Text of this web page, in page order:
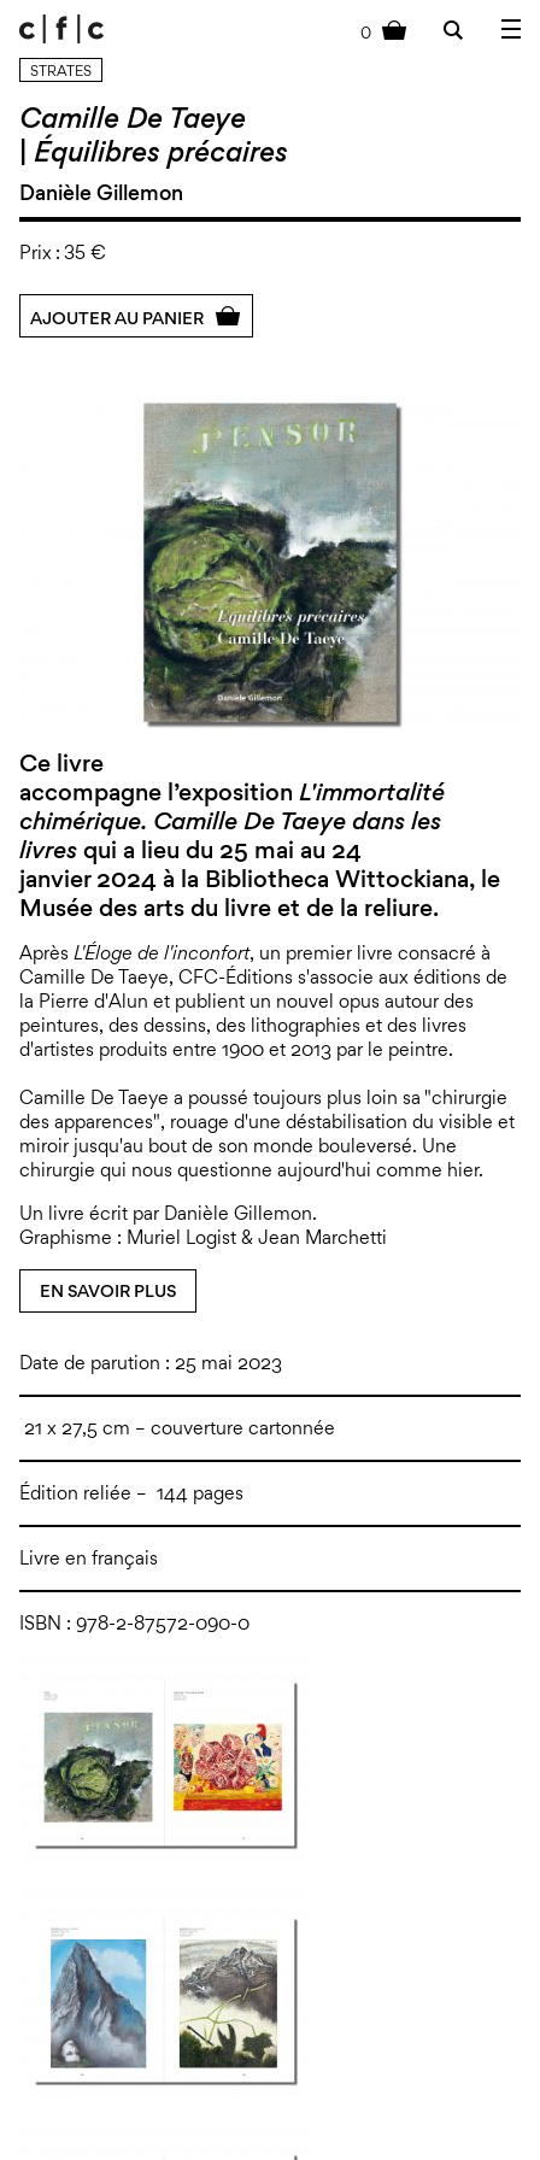
0
STRATES
Camille De Taeye
Équilibres précaires
Danièle Gillemon
Prix : 35 €
AJOUTER AU PANIER
Ce livre
accompagne l’exposition L'immortalité
chimérique. Camille De Taeye dans les
livres qui a lieu du 25 mai au 24
janvier 2024 à la Bibliotheca Wittockiana, le
Musée des arts du livre et de la reliure.
Après L'Éloge de l'inconfort, un premier livre consacré à
Camille De Taeye, CFC-Éditions s'associe aux éditions de
la Pierre d'Alun et publient un nouvel opus autour des
peintures, des dessins, des lithographies et des livres
d'artistes produits entre 1900 et 2013 par le peintre.
Camille De Taeye a poussé toujours plus loin sa "chirurgie
des apparences", rouage d'une déstabilisation du visible et
miroir jusqu'au bout de son monde bouleversé. Une
chirurgie qui nous questionne aujourd'hui comme hier.
Un livre écrit par Danièle Gillemon.
Graphisme : Muriel Logist & Jean Marchetti
EN SAVOIR PLUS
Date de parution : 25 mai 2023
21 x 27,5 cm – couverture cartonnée
Édition reliée – 144 pages
Livre en français
ISBN : 978-2-87572-090-0